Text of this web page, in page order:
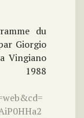
du
Giorgio
Vingiano
1988